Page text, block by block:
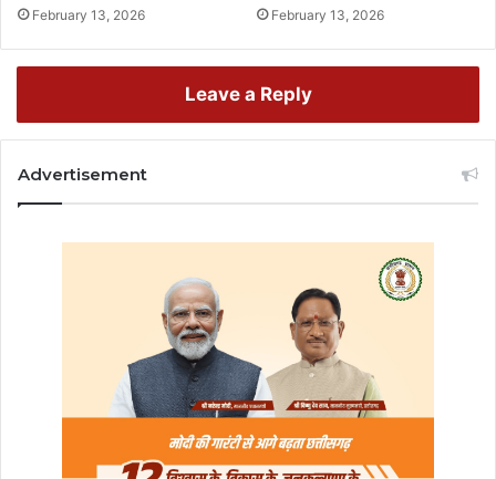
February 13, 2026 February 13, 2026
Leave a Reply
Advertisement